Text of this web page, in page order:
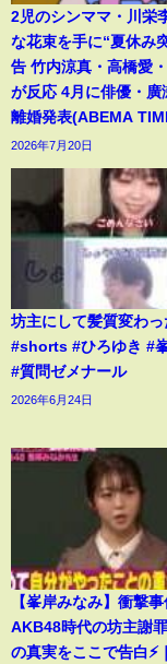
2児のシンママ・川栄
な花束を手に“夏休み
告 竹内涼真・高橋愛
が反応 4月に俳優・廣
離婚発表(ABEMA
2026年7月20日
坊主にして髪質変わっ
#shorts #ひろゆき #
#質問ゼメナール
2026年6月24日
【峯岸みなみ】衝撃
AKB48時代の坊主謝
の真実をここで告白⚡️